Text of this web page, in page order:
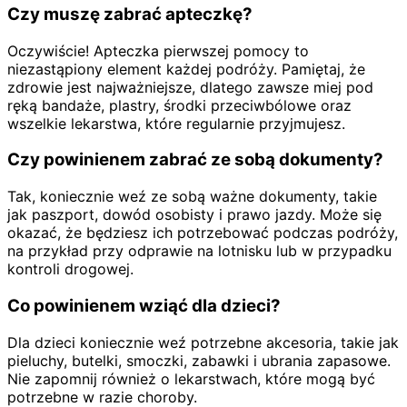
Czy muszę zabrać apteczkę?
Oczywiście! Apteczka pierwszej pomocy to
niezastąpiony element każdej podróży. Pamiętaj, że
zdrowie jest najważniejsze, dlatego zawsze miej pod
ręką bandaże, plastry, środki przeciwbólowe oraz
wszelkie lekarstwa, które regularnie przyjmujesz.
Czy powinienem zabrać ze sobą dokumenty?
Tak, koniecznie weź ze sobą ważne dokumenty, takie
jak paszport, dowód osobisty i prawo jazdy. Może się
okazać, że będziesz ich potrzebować podczas podróży,
na przykład przy odprawie na lotnisku lub w przypadku
kontroli drogowej.
Co powinienem wziąć dla dzieci?
Dla dzieci koniecznie weź potrzebne akcesoria, takie jak
pieluchy, butelki, smoczki, zabawki i ubrania zapasowe.
Nie zapomnij również o lekarstwach, które mogą być
potrzebne w razie choroby.